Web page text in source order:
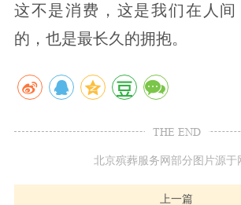
这不是消费，这是我们在人
的，也是最长久的拥抱。
THE END
北京殡葬服务网部分图片源于
上一篇